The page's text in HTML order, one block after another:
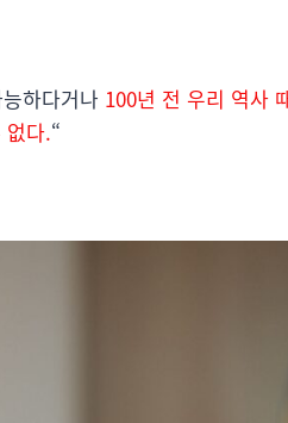
하다거나 100년 전 우리 역사
없다.“